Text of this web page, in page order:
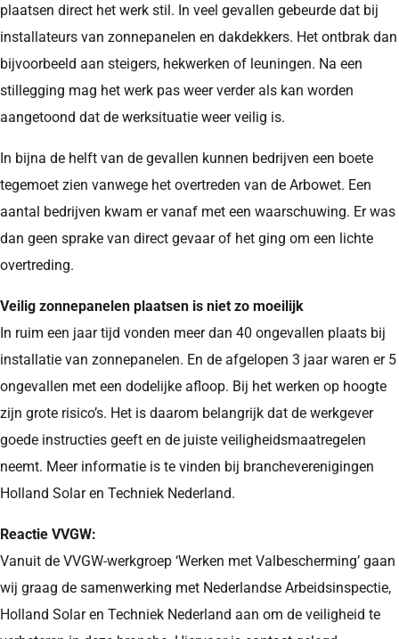
plaatsen direct het werk stil. In veel gevallen gebeurde dat bij
installateurs van zonnepanelen en dakdekkers. Het ontbrak dan
bijvoorbeeld aan steigers, hekwerken of leuningen. Na een
stillegging mag het werk pas weer verder als kan worden
aangetoond dat de werksituatie weer veilig is.
In bijna de helft van de gevallen kunnen bedrijven een boete
tegemoet zien vanwege het overtreden van de Arbowet. Een
aantal bedrijven kwam er vanaf met een waarschuwing. Er was
dan geen sprake van direct gevaar of het ging om een lichte
overtreding.
Veilig zonnepanelen plaatsen is niet zo moeilijk
In ruim een jaar tijd vonden meer dan 40 ongevallen plaats bij
installatie van zonnepanelen. En de afgelopen 3 jaar waren er 5
ongevallen met een dodelijke afloop. Bij het werken op hoogte
zijn grote risico’s. Het is daarom belangrijk dat de werkgever
goede instructies geeft en de juiste veiligheidsmaatregelen
neemt. Meer informatie is te vinden bij brancheverenigingen
Holland Solar en Techniek Nederland.
Reactie VVGW:
Vanuit de VVGW-werkgroep ‘Werken met Valbescherming’ gaan
wij graag de samenwerking met Nederlandse Arbeidsinspectie,
Holland Solar en Techniek Nederland aan om de veiligheid te